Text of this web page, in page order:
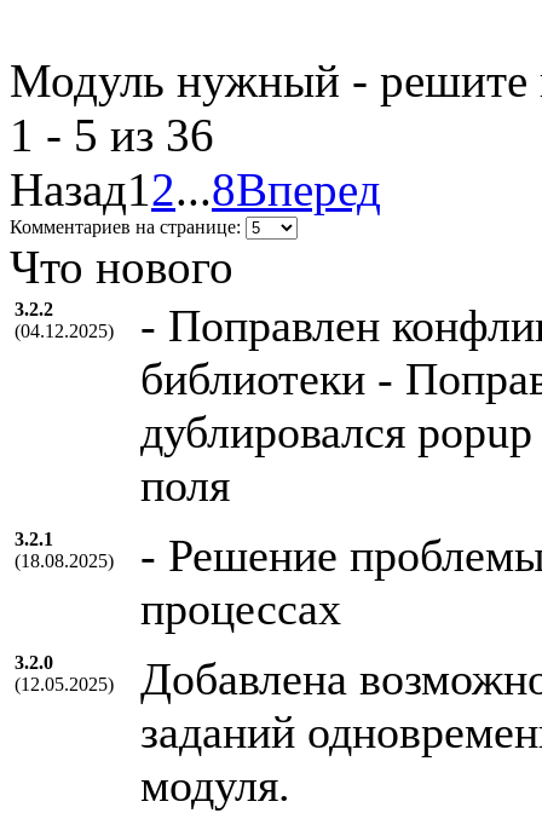
Модуль нужный - решите
1 - 5 из 36
Назад12...8Вперед
Комментариев на странице:
Что нового
3.2.2
(04.12.2025)
- Поправлен
библиотеки -
дублировался
поля
3.2.1
(18.08.2025)
- Решение
процессах
3.2.0
(12.05.2025)
Добавлена
заданий
модуля.